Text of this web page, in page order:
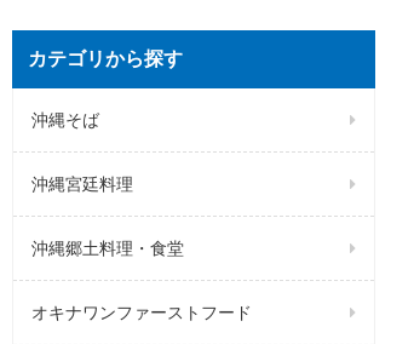
カテゴリから探す
沖縄そば
沖縄宮廷料理
沖縄郷土料理・食堂
オキナワンファーストフード